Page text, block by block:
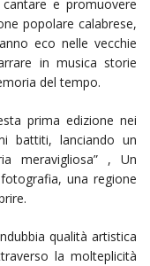
e promuovere
popolare calabrese,
eco nelle vecchie
in musica storie
del tempo.
prima edizione nei
battiti, lanciando un
meravigliosa” , Un
una regione
qualità artistica
la molteplicità